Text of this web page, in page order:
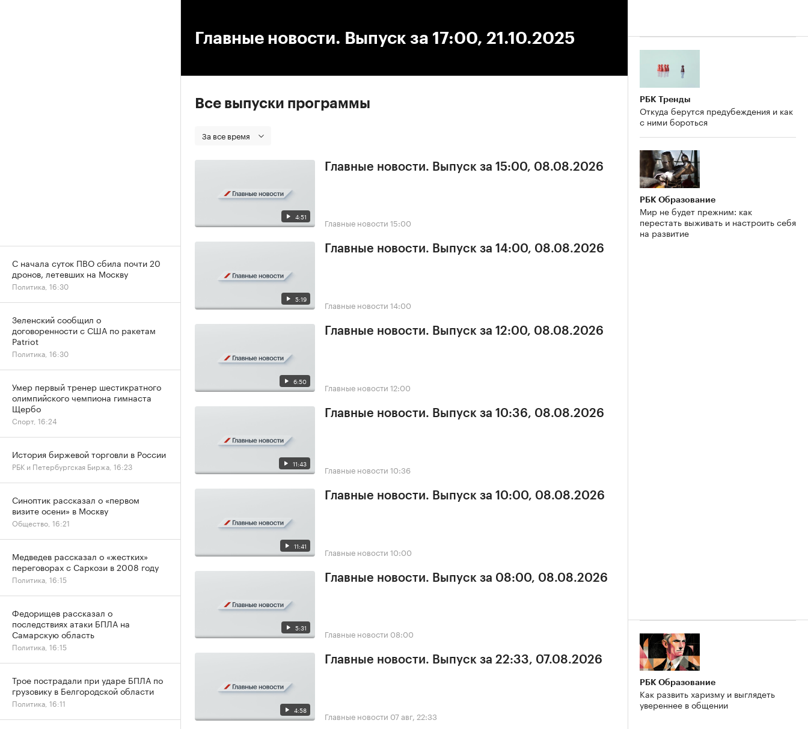
Главные новости. Выпуск за 17:00, 21.10.2025
Все выпуски программы
За все время
4:51
Главные новости. Выпуск за 15:00, 08.08.2026
Главные новости 15:00
5:19
Главные новости. Выпуск за 14:00, 08.08.2026
Главные новости 14:00
6:50
Главные новости. Выпуск за 12:00, 08.08.2026
Главные новости 12:00
11:43
Главные новости. Выпуск за 10:36, 08.08.2026
Главные новости 10:36
11:41
Главные новости. Выпуск за 10:00, 08.08.2026
Главные новости 10:00
5:31
Главные новости. Выпуск за 08:00, 08.08.2026
Главные новости 08:00
4:58
Главные новости. Выпуск за 22:33, 07.08.2026
Главные новости 07 авг, 22:33
РБК Тренды
Откуда берутся предубеждения и как
с ними бороться
РБК Образование
Мир не будет прежним: как
перестать выживать и настроить себя
на развитие
РБК Образование
Как развить харизму и выглядеть
увереннее в общении
С начала суток ПВО сбила почти 20
дронов, летевших на Москву
Политика, 16:30
Зеленский сообщил о
договоренности с США по ракетам
Patriot
Политика, 16:30
Умер первый тренер шестикратного
олимпийского чемпиона гимнаста
Щербо
Спорт, 16:24
История биржевой торговли в России
РБК и Петербургская Биржа, 16:23
Синоптик рассказал о «первом
визите осени» в Москву
Общество, 16:21
Медведев рассказал о «жестких»
переговорах с Саркози в 2008 году
Политика, 16:15
Федорищев рассказал о
последствиях атаки БПЛА на
Самарскую область
Политика, 16:15
Трое пострадали при ударе БПЛА по
грузовику в Белгородской области
Политика, 16:11